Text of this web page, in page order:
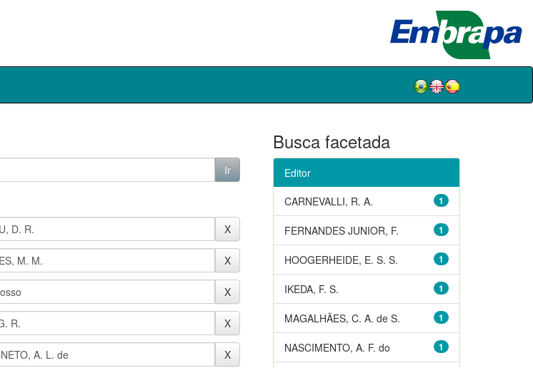
Busca facetada
Editor
1
CARNEVALLI, R. A.
1
FERNANDES JUNIOR, F.
1
HOOGERHEIDE, E. S. S.
1
IKEDA, F. S.
1
MAGALHÃES, C. A. de S.
1
NASCIMENTO, A. F. do